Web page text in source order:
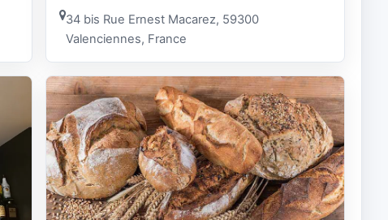
34 bis Rue Ernest Macarez, 59300
Valenciennes, France